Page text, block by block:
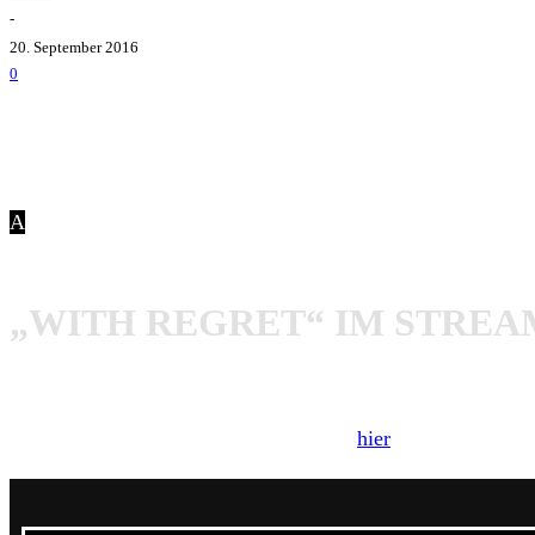
-
20. September 2016
0
A
„WITH REGRET“ IM
hier